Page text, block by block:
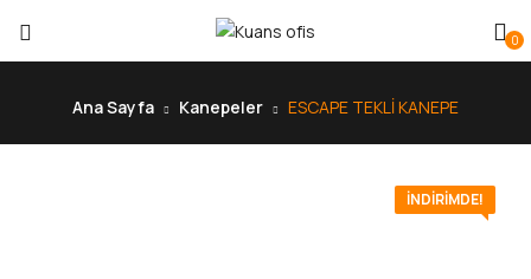
0
Ana Sayfa Kanepeler ESCAPE TEKLİ KANEPE
İNDIRIMDE!